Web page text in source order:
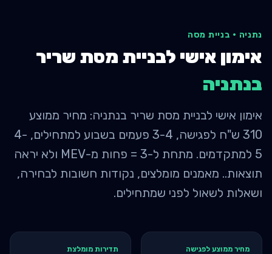
נתניה · בניית מסה
אימון אישי לבניית מסת שריר
בנתניה
אימון אישי לבניית מסת שריר בנתניה: מחיר ממוצע
310 ש"ח לפגישה, 3-4 פעמים בשבוע למתחילים, 4-
5 למתקדמים. מתחת ל-3 = פחות מ-MEV ולא יראה
תוצאות.. מאמנים מומלצים, נקודות חשובות לבחירה,
ושאלות לשאול לפני שמתחילים.
מחיר ממוצע לפגישה תדירות מומלצת